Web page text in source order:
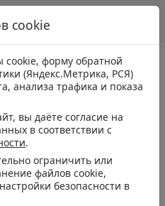
cookie
cookie, форму обратной
(Яндекс.Метрика, РСЯ)
анализа трафика и показа
вы даёте согласие на
в соответствии с
.
ограничить или
файлов cookie,
безопасности в